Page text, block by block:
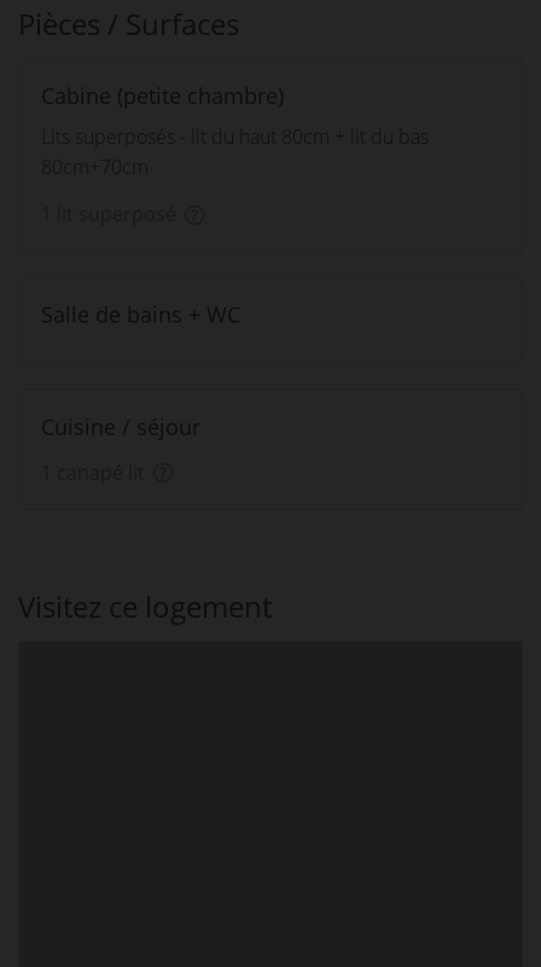
Pièces / Surfaces
Cabine (petite chambre)
Lits superposés - lit du haut 80cm + lit du bas
80cm+70cm
Salle de bains + WC
Cuisine / séjour
Visitez ce logement